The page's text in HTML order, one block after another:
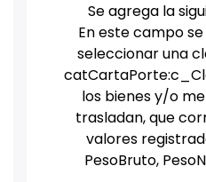
Se agrega la
En este campo
seleccionar una
los bienes y/o
trasladan, que
valores
PesoBruto,